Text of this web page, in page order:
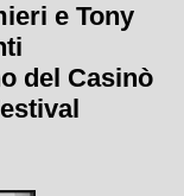
e Tony
del Casinò